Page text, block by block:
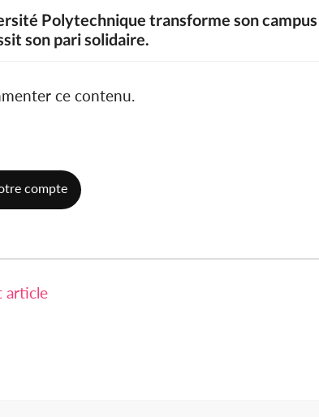
Polytechnique transforme son campus
son pari solidaire.
ce contenu.
compte
article